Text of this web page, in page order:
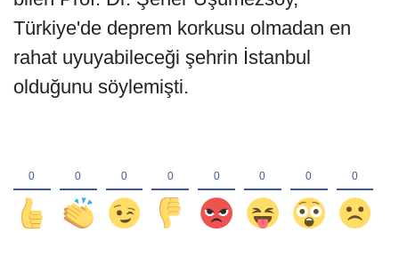
Türkiye'de deprem korkusu olmadan en
rahat uyuyabileceği şehrin İstanbul
olduğunu söylemişti.